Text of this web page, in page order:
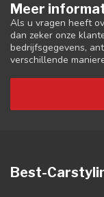
Meer
Als u vragen heeft
dan zeker onze
bedrijfsgegevens,
verschillende
Best-